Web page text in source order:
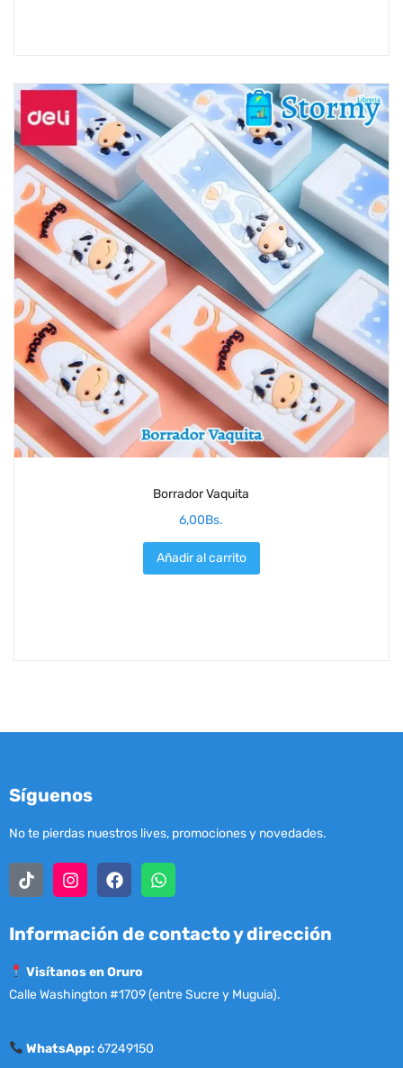
Borrador Vaquita
6,00Bs.
Añadir al carrito
Síguenos
No te pierdas nuestros lives, promociones y novedades.
Información de contacto y dirección
Visítanos en Oruro
Calle Washington #1709 (entre Sucre y Muguia).
WhatsApp:67249150